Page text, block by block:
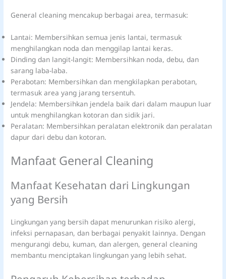
General cleaning mencakup berbagai area, termasuk:
Lantai: Membersihkan semua jenis lantai, termasuk
menghilangkan noda dan menggilap lantai keras.
Dinding dan langit-langit: Membersihkan noda, debu, dan
sarang laba-laba.
Perabotan: Membersihkan dan mengkilapkan perabotan,
termasuk area yang jarang tersentuh.
Jendela: Membersihkan jendela baik dari dalam maupun luar
untuk menghilangkan kotoran dan sidik jari.
Peralatan: Membersihkan peralatan elektronik dan peralatan
dapur dari debu dan kotoran.
Manfaat General Cleaning
Manfaat Kesehatan dari Lingkungan
yang Bersih
Lingkungan yang bersih dapat menurunkan risiko alergi,
infeksi pernapasan, dan berbagai penyakit lainnya. Dengan
mengurangi debu, kuman, dan alergen, general cleaning
membantu menciptakan lingkungan yang lebih sehat.